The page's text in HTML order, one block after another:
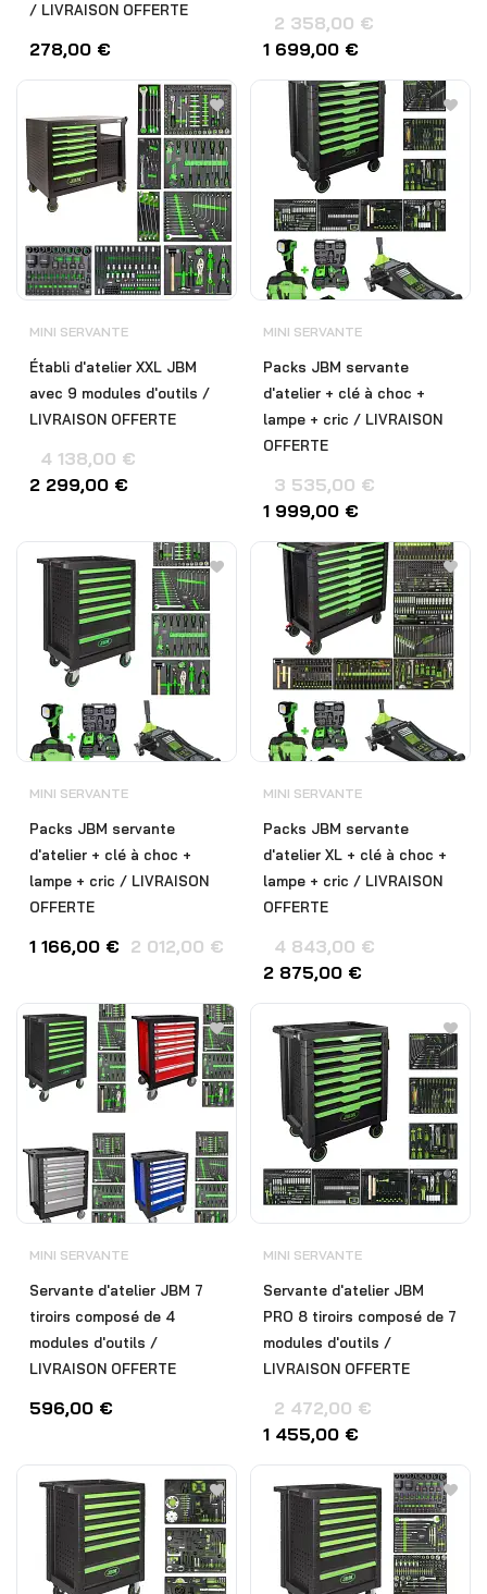
/ LIVRAISON OFFERTE
278,00 €
2 358,00 €
1 699,00 €
MINI SERVANTE
Établi d'atelier XXL JBM
avec 9 modules d'outils /
LIVRAISON OFFERTE
4 138,00 €
2 299,00 €
MINI SERVANTE
Packs JBM servante
d'atelier + clé à choc +
lampe + cric / LIVRAISON
OFFERTE
3 535,00 €
1 999,00 €
MINI SERVANTE
Packs JBM servante
d'atelier + clé à choc +
lampe + cric / LIVRAISON
OFFERTE
2 012,00 €
1 166,00 €
MINI SERVANTE
Packs JBM servante
d'atelier XL + clé à choc +
lampe + cric / LIVRAISON
OFFERTE
4 843,00 €
2 875,00 €
MINI SERVANTE
Servante d'atelier JBM 7
tiroirs composé de 4
modules d'outils /
LIVRAISON OFFERTE
596,00 €
MINI SERVANTE
Servante d'atelier JBM
PRO 8 tiroirs composé de 7
modules d'outils /
LIVRAISON OFFERTE
2 472,00 €
1 455,00 €